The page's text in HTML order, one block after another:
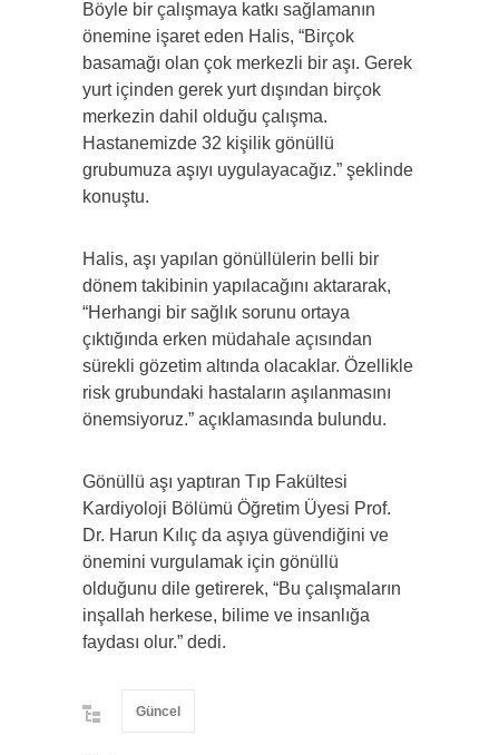
Böyle bir çalışmaya katkı sağlamanın
önemine işaret eden Halis, “Birçok
basamağı olan çok merkezli bir aşı. Gerek
yurt içinden gerek yurt dışından birçok
merkezin dahil olduğu çalışma.
Hastanemizde 32 kişilik gönüllü
grubumuza aşıyı uygulayacağız.” şeklinde
konuştu.
Halis, aşı yapılan gönüllülerin belli bir
dönem takibinin yapılacağını aktararak,
“Herhangi bir sağlık sorunu ortaya
çıktığında erken müdahale açısından
sürekli gözetim altında olacaklar. Özellikle
risk grubundaki hastaların aşılanmasını
önemsiyoruz.” açıklamasında bulundu.
Gönüllü aşı yaptıran Tıp Fakültesi
Kardiyoloji Bölümü Öğretim Üyesi Prof.
Dr. Harun Kılıç da aşıya güvendiğini ve
önemini vurgulamak için gönüllü
olduğunu dile getirerek, “Bu çalışmaların
inşallah herkese, bilime ve insanlığa
faydası olur.” dedi.
Güncel